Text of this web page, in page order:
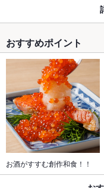
おすすめポイント
お酒がすすむ創作和食！！